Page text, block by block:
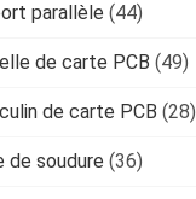
parallèle (44)
de carte PCB (49)
de carte PCB (28)
de soudure (36)